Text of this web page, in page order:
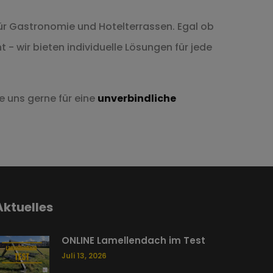
Gastronomie und Hotelterrassen. Egal ob
- wir bieten individuelle Lösungen für jede
uns gerne für eine unverbindliche
ONLINE Lamellendach im Test
Juli 13, 2026